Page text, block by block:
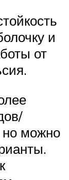
и
от
но можно